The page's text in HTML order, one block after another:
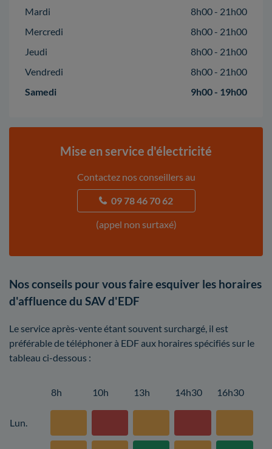
Mardi
8h00 - 21h00
Mercredi
8h00 - 21h00
Jeudi
8h00 - 21h00
Vendredi
8h00 - 21h00
Samedi
9h00 - 19h00
Mise en service d'électricité
Contactez nos conseillers au
09 78 46 70 62
(appel non surtaxé)
Nos conseils pour vous faire esquiver les horaires
d'affluence du SAV d'EDF
Le service après-vente étant souvent surchargé, il est
préférable de téléphoner à EDF aux horaires spécifiés sur le
tableau ci-dessous :
8h 10h 13h 14h30 16h30
Lun.